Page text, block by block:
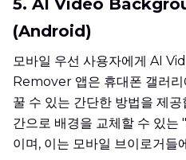
(Android)
모바일 우선 사용자에게 AI
Remover 앱은 휴대폰 갤러
꿀 수 있는 간단한 방법을 제
간으로 배경을 교체할 수 있는
이며, 이는 모바일 브이로거들